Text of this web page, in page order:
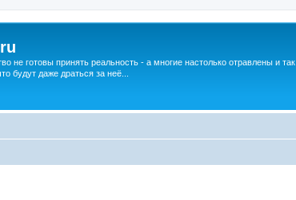
не готовы принять реальность - а многие настолько отравлены и так
будут даже драться за неё...